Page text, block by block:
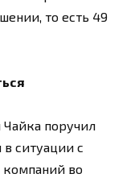
то есть 49
поручил
ситуации с
компаний во